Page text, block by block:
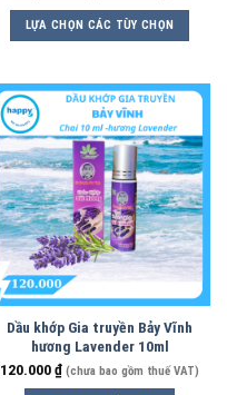
LỰA CHỌN CÁC TÙY CHỌN
Dầu khớp Gia truyền Bảy Vĩnh
hương Lavender 10ml
120.000₫ (chưa bao gồm thuế VAT)